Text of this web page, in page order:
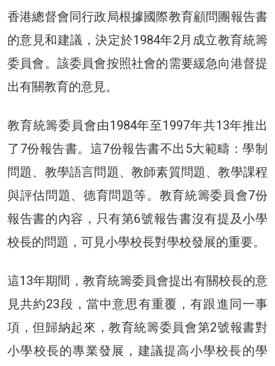
香港總督會同行政局根據國際教育顧問團報告書
的意見和建議，決定於1984年2月成立教育統籌
委員會。該委員會按照社會的需要緩急向港督提
出有關教育的意見。
教育統籌委員會由1984年至1997年共13年推出
了7份報告書。這7份報告書不出5大範疇：學制
問題、教學語言問題、教師素質問題、教學課程
與評估問題、德育問題等。教育統籌委員會7份
報告書的內容，只有第6號報告書沒有提及小學
校長的問題，可見小學校長對學校發展的重要。
這13年期間，教育統籌委員會提出有關校長的意
見共約23段，當中意思有重覆，有跟進同一事
項，但歸納起來，教育統籌委員會第2號報書對
小學校長的專業發展，建議提高小學校長的學